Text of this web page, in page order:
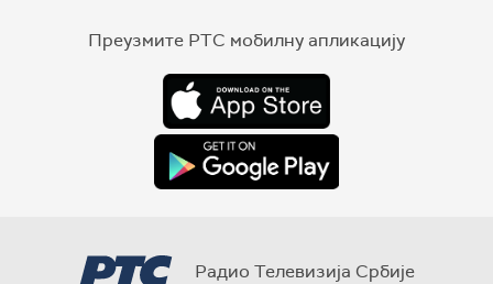
Преузмите РТС мобилну апликацију
Радио Телевизија Србије